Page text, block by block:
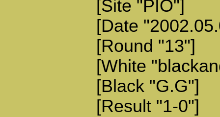
[Site "PIO"]
[Date
[Round "13"]
[White
[Black "G.G"]
[Result "1-0"]